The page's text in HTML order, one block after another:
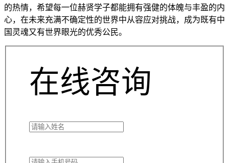
的热情，希望每一位赫贤学子都能拥有强健的体魄与丰盈的内
心，在未来充满不确定性的世界中从容应对挑战，成为既有中
国灵魂又有世界眼光的优秀公民。
在线咨询